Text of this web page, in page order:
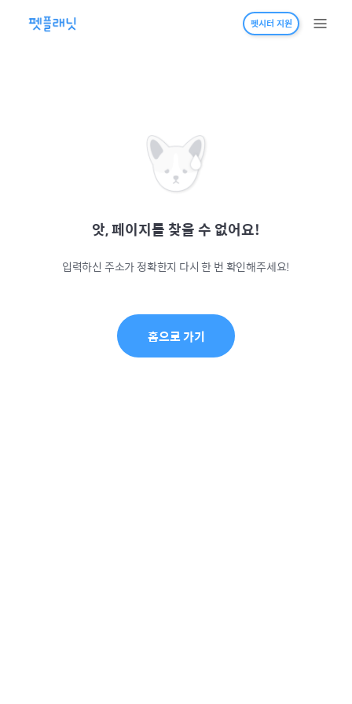
펫시터 지원
앗, 페이지를 찾을 수 없어요!
입력하신 주소가 정확한지 다시 한 번 확인해주세요!
홈으로 가기